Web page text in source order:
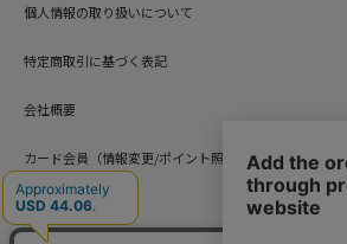
個人情報の取り扱いについて
特定商取引に基づく表記
会社概要
カード会員（情報変更/ポイント照会）
お問い合わせ